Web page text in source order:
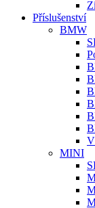
Příslušenství
BMW
MINI